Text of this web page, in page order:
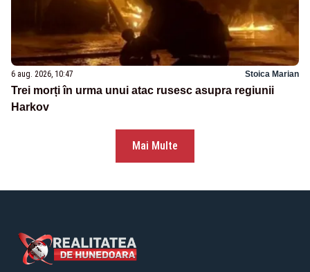
6 aug. 2026, 10:47 Stoica Marian
Trei morți în urma unui atac rusesc asupra regiunii
Harkov
Mai Multe